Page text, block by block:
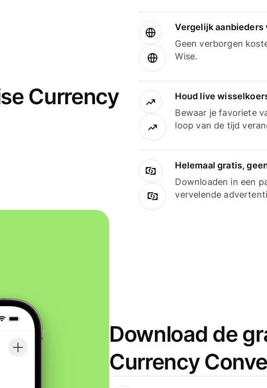
Currency
Vergelijk
Geen verborgen
Wise.
Houd live
Bewaar je favoriete
loop van de tijd
Helemaal gratis,
Downloaden in een
vervelende
Download de
Currency